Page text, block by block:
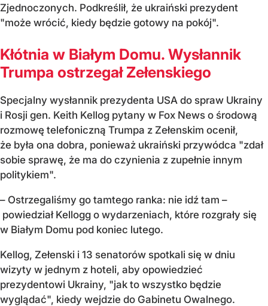
Zjednoczonych. Podkreślił, że ukraiński prezydent
"może wrócić, kiedy będzie gotowy na pokój".
Kłótnia w Białym Domu. Wysłannik
Trumpa ostrzegał Zełenskiego
Specjalny wysłannik prezydenta USA do spraw Ukrainy
i Rosji gen. Keith Kellog pytany w Fox News o środową
rozmowę telefoniczną Trumpa z Zełenskim ocenił,
że była ona dobra, ponieważ ukraiński przywódca "zdał
sobie sprawę, że ma do czynienia z zupełnie innym
politykiem".
– Ostrzegaliśmy go tamtego ranka: nie idź tam –
powiedział Kellogg o wydarzeniach, które rozgrały się
w Białym Domu pod koniec lutego.
Kellog, Zełenski i 13 senatorów spotkali się w dniu
wizyty w jednym z hoteli, aby opowiedzieć
prezydentowi Ukrainy, "jak to wszystko będzie
wyglądać", kiedy wejdzie do Gabinetu Owalnego.